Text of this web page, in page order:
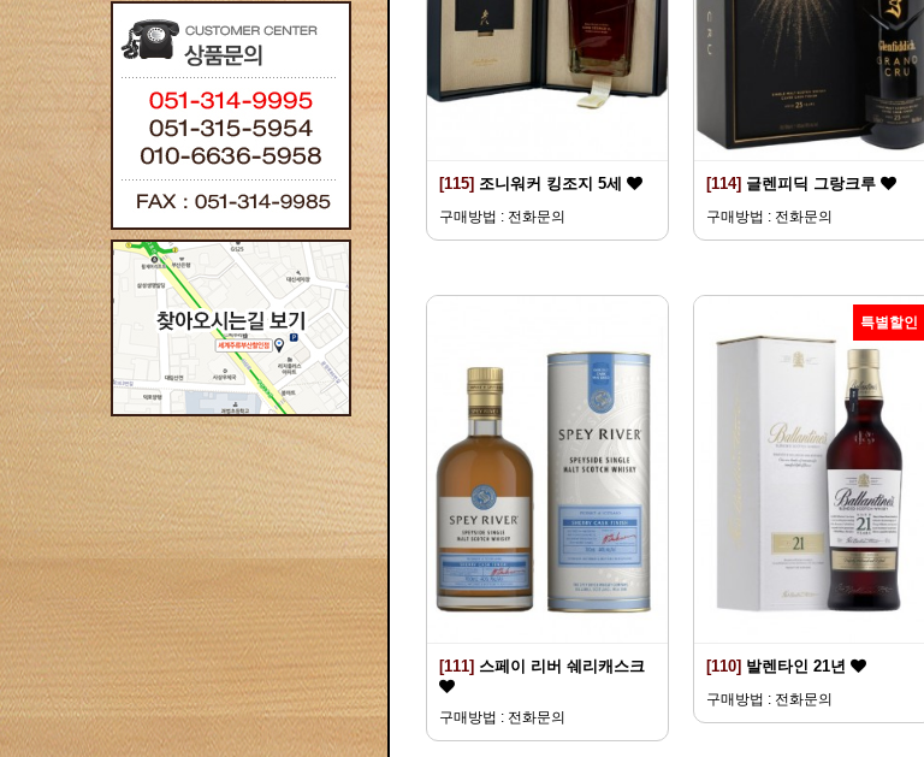
[115] 조니워커 킹조지 5세
구매방법 : 전화문의
[114] 글렌피딕 그랑크루
구매방법 : 전화문의
[111] 스페이 리버 쉐리캐스크
구매방법 : 전화문의
특별할인
[110]발렌타인 21년
구매방법 : 전화문의